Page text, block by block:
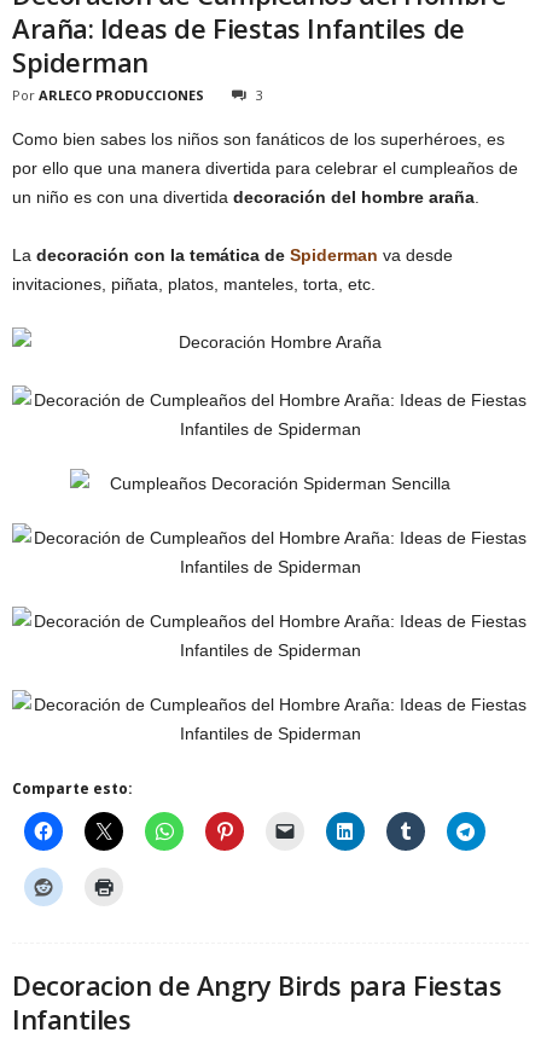
Araña: Ideas de Fiestas Infantiles de
Spiderman
Por ARLECO PRODUCCIONES 3
Como bien sabes los niños son fanáticos de los superhéroes, es
por ello que una manera divertida para celebrar el cumpleaños de
un niño es con una divertida decoración del hombre araña
La decoración con la temática de Spiderman va desde
invitaciones, piñata, platos, manteles, torta, etc.
Comparte esto:
Decoracion de Angry Birds para Fiestas
Infantiles